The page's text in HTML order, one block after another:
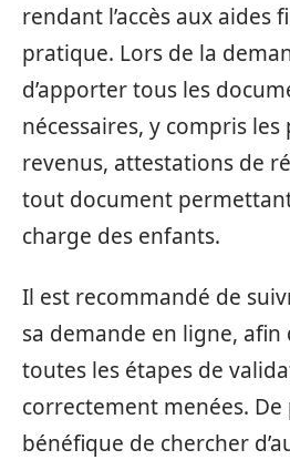
rendant l’accès aux aides
pratique. Lors de la
d’apporter tous les
nécessaires, y compris les
revenus, attestations de
tout document
charge des enfants.
Il est recommandé de
sa demande en ligne, afin
toutes les étapes de
correctement menées. De
bénéfique de chercher